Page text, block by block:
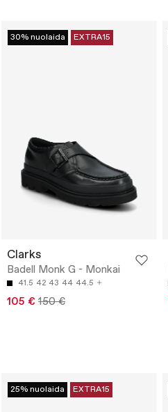
30% nuolaida EXTRA15
Clarks
Badell Monk G - Monkai
41.5 42 43 44 44.5
105 € 150 €
25% nuolaida EXTRA15